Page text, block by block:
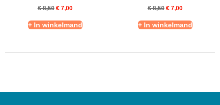
€8,50 €7,00
+ In winkelmand
€8,50 €7,00
+ In winkelmand